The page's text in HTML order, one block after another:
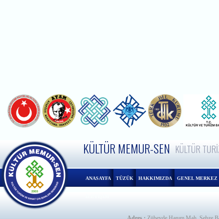
KÜLTÜR MEMUR-SEN KÜLTÜR
ANASAYFA TÜZÜK HAKKIMIZDA GENEL